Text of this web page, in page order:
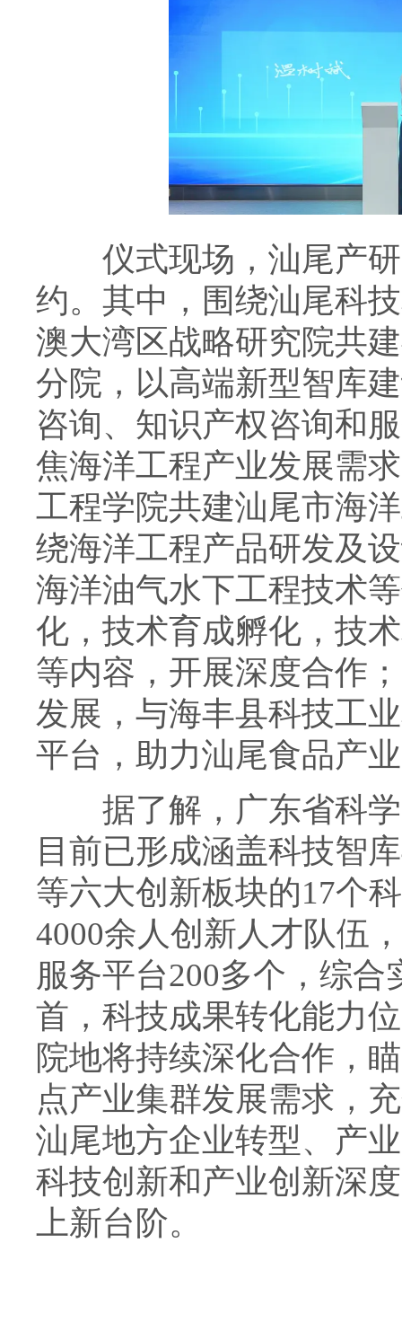
仪式现场，汕尾产研
约。其中，围绕汕尾科
澳大湾区战略研究院共
分院，以高端新型智库
咨询、知识产权咨询和
焦海洋工程产业发展需
工程学院共建汕尾市海
绕海洋工程产品研发及
海洋油气水下工程技术
化，技术育成孵化，技
等内容，开展深度合作
发展，与海丰县科技工
平台，助力汕尾食品产
据了解，广东省科学
目前已形成涵盖科技智
等六大创新板块的17个
4000余人创新人才队伍
服务平台200多个，综
首，科技成果转化能力
院地将持续深化合作，
点产业集群发展需求，
汕尾地方企业转型、产
科技创新和产业创新深
上新台阶。